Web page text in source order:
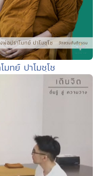
ทย์ ปาโมชฺโช